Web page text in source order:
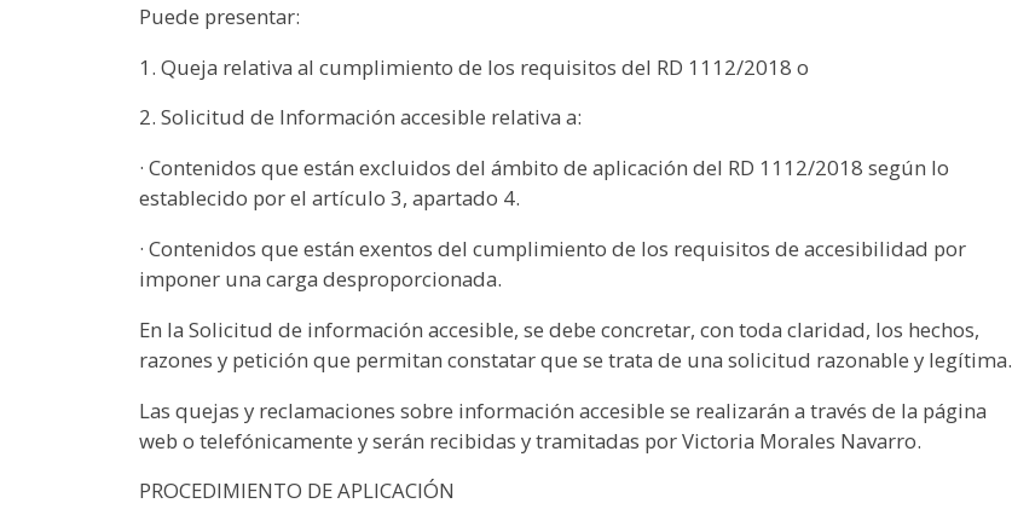
Puede presentar:
1. Queja relativa al cumplimiento de los requisitos del RD 1112/2018 o
2. Solicitud de Información accesible relativa a:
· Contenidos que están excluidos del ámbito de aplicación del RD 1112/2018 según lo
establecido por el artículo 3, apartado 4.
· Contenidos que están exentos del cumplimiento de los requisitos de accesibilidad por
imponer una carga desproporcionada.
En la Solicitud de información accesible, se debe concretar, con toda claridad, los hechos,
razones y petición que permitan constatar que se trata de una solicitud razonable y legítima.
Las quejas y reclamaciones sobre información accesible se realizarán a través de la página
web o telefónicamente y serán recibidas y tramitadas por Victoria Morales Navarro.
PROCEDIMIENTO DE APLICACIÓN